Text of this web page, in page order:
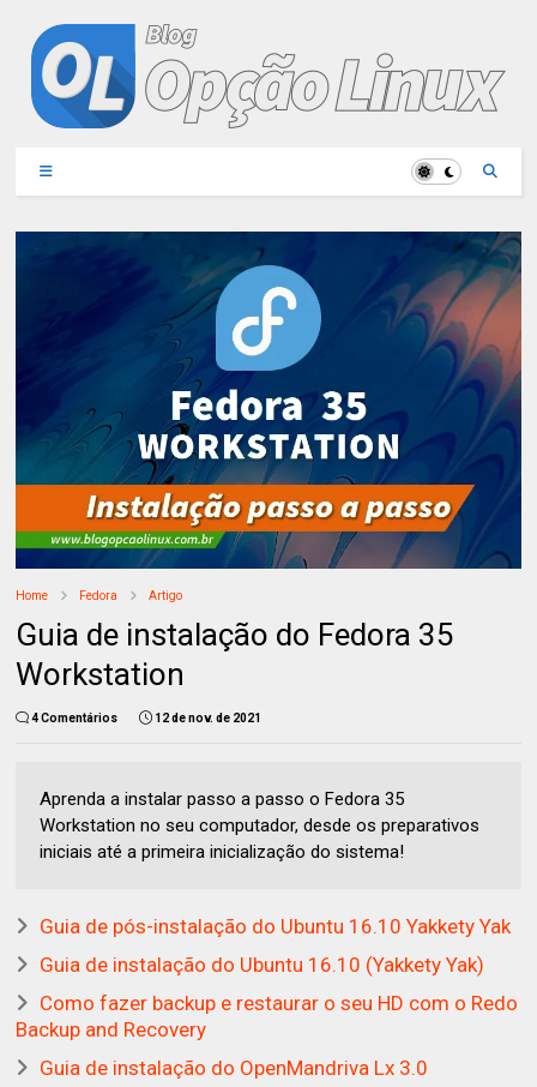
Home Fedora Artigo
Guia de instalação do Fedora 35
Workstation
4 Comentários 12 de nov. de 2021
Aprenda a instalar passo a passo o Fedora 35
Workstation no seu computador, desde os preparativos
iniciais até a primeira inicialização do sistema!
Guia de pós-instalação do Ubuntu 16.10 Yakkety Yak
Guia de instalação do Ubuntu 16.10 (Yakkety Yak)
Como fazer backup e restaurar o seu HD com o Redo
Backup and Recovery
Guia de instalação do OpenMandriva Lx 3.0